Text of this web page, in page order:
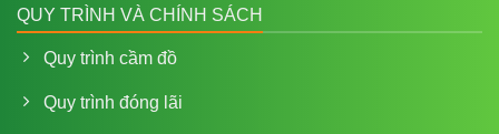
QUY TRÌNH VÀ CHÍNH SÁCH
Quy trình cầm đồ
Quy trình đóng lãi